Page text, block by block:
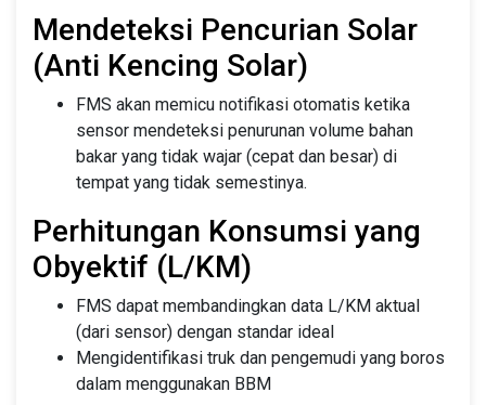
Mendeteksi Pencurian Solar
(Anti Kencing Solar)
FMS akan memicu notifikasi otomatis ketika
sensor mendeteksi penurunan volume bahan
bakar yang tidak wajar (cepat dan besar) di
tempat yang tidak semestinya.
Perhitungan Konsumsi yang
Obyektif (L/KM)
FMS dapat membandingkan data L/KM aktual
(dari sensor) dengan standar ideal
Mengidentifikasi truk dan pengemudi yang boros
dalam menggunakan BBM